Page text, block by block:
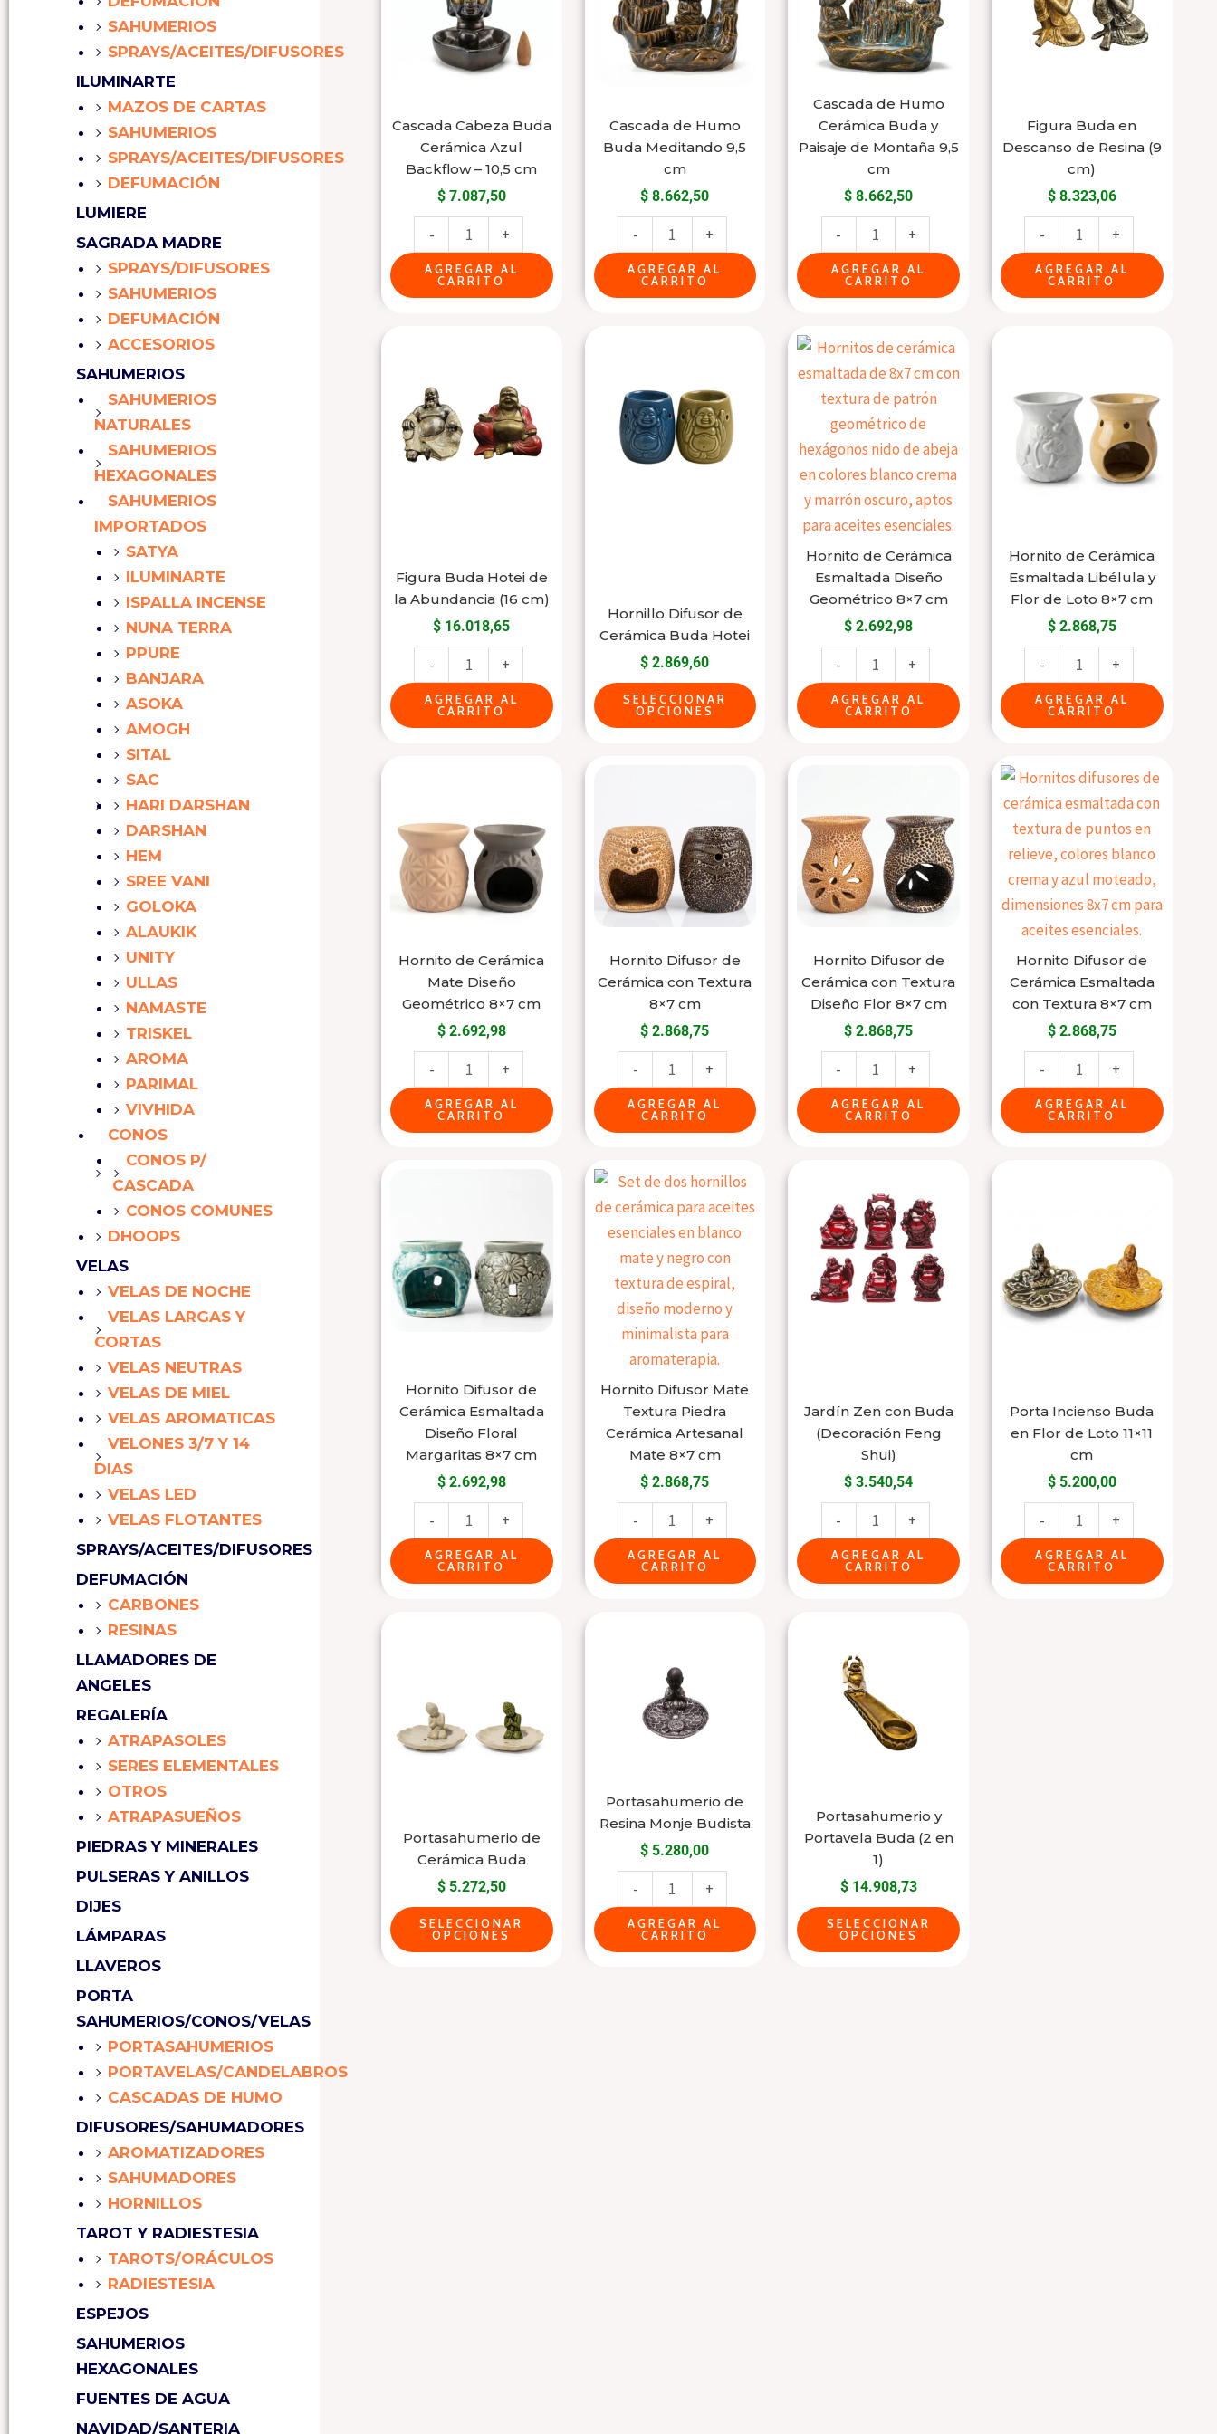
SAHUMERIOS
SPRAYS/ACEITES/DIFUSORES
ILUMINARTE
MAZOS DE CARTAS
SAHUMERIOS
SPRAYS/ACEITES/DIFUSORES
DEFUMACIÓN
LUMIERE
SAGRADA MADRE
SPRAYS/DIFUSORES
SAHUMERIOS
DEFUMACIÓN
ACCESORIOS
SAHUMERIOS
SAHUMERIOS
NATURALES
SAHUMERIOS
HEXAGONALES
SAHUMERIOS
IMPORTADOS
SATYA
ILUMINARTE
ISPALLA INCENSE
NUNA TERRA
PPURE
BANJARA
ASOKA
AMOGH
SITAL
SAC
HARI DARSHAN
DARSHAN
HEM
SREE VANI
GOLOKA
ALAUKIK
UNITY
ULLAS
NAMASTE
TRISKEL
AROMA
PARIMAL
VIVHIDA
CONOS
CONOS P/
CASCADA
CONOS COMUNES
DHOOPS
VELAS
VELAS DE NOCHE
VELAS LARGAS Y
CORTAS
VELAS NEUTRAS
VELAS DE MIEL
VELAS AROMATICAS
VELONES 3/7 Y 14
DIAS
VELAS LED
VELAS FLOTANTES
SPRAYS/ACEITES/DIFUSORES
DEFUMACIÓN
CARBONES
RESINAS
LLAMADORES DE
ANGELES
REGALERÍA
ATRAPASOLES
SERES ELEMENTALES
OTROS
ATRAPASUEÑOS
PIEDRAS Y MINERALES
PULSERAS Y ANILLOS
DIJES
LÁMPARAS
LLAVEROS
PORTA
SAHUMERIOS/CONOS/VELAS
PORTASAHUMERIOS
PORTAVELAS/CANDELABROS
CASCADAS DE HUMO
DIFUSORES/SAHUMADORES
AROMATIZADORES
SAHUMADORES
HORNILLOS
TAROT Y RADIESTESIA
TAROTS/ORÁCULOS
RADIESTESIA
ESPEJOS
SAHUMERIOS
HEXAGONALES
FUENTES DE AGUA
NAVIDAD/SANTERIA
Cascada Cabeza Buda
Cerámica Azul
Backflow – 10,5 cm
$7.087,50
-
Azul
Backflow
cm
cantidad
+
AGREGAR AL
CARRITO
Cascada de Humo
Buda Meditando 9,5
cm
$ 8.662,50
-
Meditando
9,5
+
AGREGAR AL
CARRITO
Cascada de Humo
Cerámica Buda y
Paisaje de Montaña 9,5
cm
$ 8.662,50
-
Buda
y
Paisaje
de
Montaña
9,5
cantidad
+
AGREGAR AL
CARRITO
Figura Buda en
Descanso de Resina (9
cm)
$8.323,06
-
de
Resina
cantidad
+
AGREGAR AL
CARRITO
Figura Buda Hotei de
la Abundancia (16 cm)
$ 16.018,65
-
Hotei
de
la
Abundancia
+
AGREGAR AL
CARRITO
Hornillo Difusor de
Cerámica Buda Hotei
$ 2.869,60
SELECCIONAR
OPCIONES
has
multiple
variants.
The
the
product
page
Hornito de Cerámica
Esmaltada Diseño
Geométrico 8×7 cm
$ 2.692,98
-
Hornito
de
Cerámica
Esmaltada
Diseño
Geométrico
+
AGREGAR AL
CARRITO
Hornito de Cerámica
Esmaltada Libélula y
Flor de Loto 8×7 cm
$2.868,75
-
Cerámica
Esmaltada
Libélula
y
Flor
8x7
cantidad
+
AGREGAR AL
CARRITO
Hornito de Cerámica
Mate Diseño
Geométrico 8×7 cm
$2.692,98
-
Cerámica
Diseño
Geométrico
8x7
cantidad
+
AGREGAR AL
CARRITO
Hornito Difusor de
Cerámica con Textura
8×7 cm
$ 2.868,75
-
Cerámica
con
Textura
8x7
cantidad
+
AGREGAR AL
CARRITO
Hornito Difusor de
Cerámica con Textura
Diseño Flor 8×7 cm
$ 2.868,75
-
de
Cerámica
con
Textura
Diseño
8x7
cm
cantidad
+
AGREGAR AL
CARRITO
Hornito Difusor de
Cerámica Esmaltada
con Textura 8×7 cm
$2.868,75
-
Hornito
Difusor
de
Cerámica
Esmaltada
Textura
cm
cantidad
+
AGREGAR AL
CARRITO
Hornito Difusor de
Cerámica Esmaltada
Diseño Floral
Margaritas 8×7 cm
$2.692,98
-
Cerámica
Esmaltada
Diseño
Floral
cm
cantidad
+
AGREGAR AL
CARRITO
Hornito Difusor Mate
Textura Piedra
Cerámica Artesanal
Mate 8×7 cm
$ 2.868,75
-
Hornito
Difusor
Mate
Textura
Piedra
Cerámica
Artesanal
cm
cantidad
+
AGREGAR AL
CARRITO
Jardín Zen con Buda
(Decoración Feng
Shui)
$ 3.540,54
-
con
Buda
(Decoración
Feng
+
AGREGAR AL
CARRITO
Porta Incienso Buda
en Flor de Loto 11×11
cm
$5.200,00
-
en
Flor
de
Loto
+
AGREGAR AL
CARRITO
Portasahumerio de
Cerámica Buda
$5.272,50
SELECCIONAR
OPCIONES
multiple
variants.
The
chosen
on
the
product
page
Portasahumerio de
Resina Monje Budista
$ 5.280,00
-
Monje
Budista
+
AGREGAR AL
CARRITO
Portasahumerio y
Portavela Buda (2 en
1)
$14.908,73
SELECCIONAR
OPCIONES
multiple
variants.
The
be
chosen
on
the
product
page